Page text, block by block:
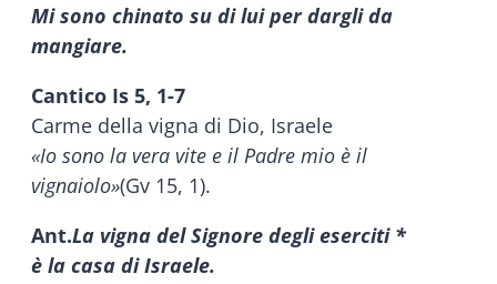
Mi sono chinato su di lui per dargli da
mangiare.
Cantico Is 5, 1-7
Carme della vigna di Dio, Israele
«Io sono la vera vite e il Padre mio è il
vignaiolo»(Gv 15, 1).
Ant.La vigna del Signore degli eserciti *
è la casa di Israele.